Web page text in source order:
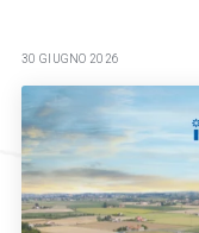
30 GIUGNO 2026